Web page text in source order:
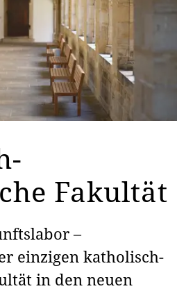
Fakultät
–
einzigen katholisch-
in den neuen